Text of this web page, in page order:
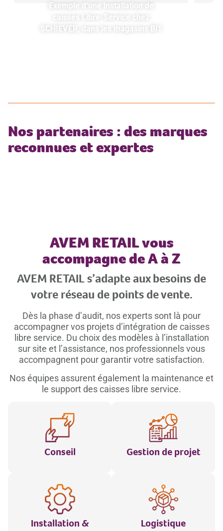
Exemple d’une installation de
caisses Libre-Service chez
SCHIEVER, dans les magasins Bi1
Nos partenaires : des marques
reconnues et expertes
AVEM RETAIL vous
accompagne de A à Z
AVEM RETAIL s’adapte aux besoins de
votre réseau de points de vente.
Dès la phase d’audit, nos experts sont là pour
accompagner vos projets d’intégration de caisses
libre service. Du choix des modèles à l’installation
sur site et l’assistance, nos professionnels vous
accompagnent pour garantir votre satisfaction.
Nos équipes assurent également la maintenance et
le support des caisses libre service.
Conseil Gestion de projet
Installation &
Logistique